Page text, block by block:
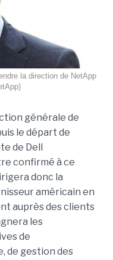
la direction de NetApp
générale de
le départ de
de Dell
confirmé à ce
donc la
américain en
auprès des clients
les
de
de gestion des